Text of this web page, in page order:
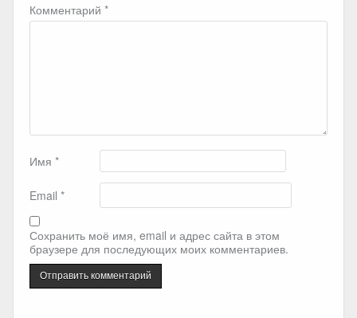
Комментарий *
Имя *
Email *
Сохранить моё имя, email и адрес сайта в этом
браузере для последующих моих комментариев.